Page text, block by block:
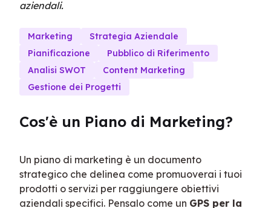
aziendali.
Marketing
Strategia Aziendale
Pianificazione
Pubblico di Riferimento
Analisi SWOT
Content Marketing
Gestione dei Progetti
Cos'è un Piano di Marketing?
Un piano di marketing è un documento
strategico che delinea come promuoverai i tuoi
prodotti o servizi per raggiungere obiettivi
aziendali specifici. Pensalo come un GPS per la